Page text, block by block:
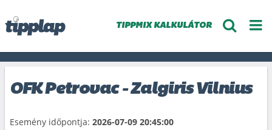
TIPPMIX KALKULÁTOR
OFK Petrovac - Zalgiris Vilnius
Esemény időpontja: 2026-07-09 20:45:00